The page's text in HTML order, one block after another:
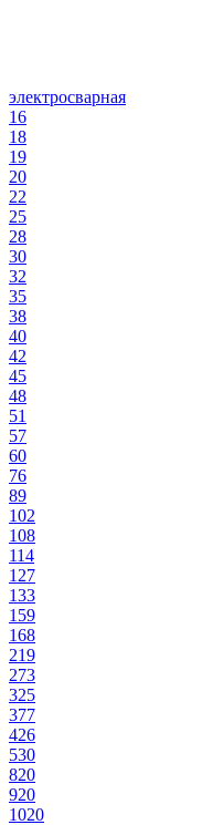
электросварная
16
18
19
20
22
25
28
30
32
35
38
40
42
45
48
51
57
60
76
89
102
108
114
127
133
159
168
219
273
325
377
426
530
820
920
1020